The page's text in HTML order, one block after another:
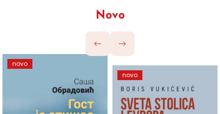
Novo
novo
novo